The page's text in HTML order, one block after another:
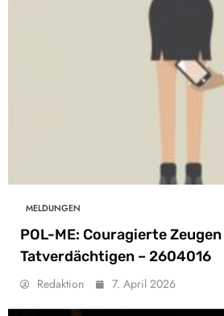
MELDUNGEN
POL-ME: Couragierte
Tatverdächtigen – 2604016
Redaktion 7. April 2026